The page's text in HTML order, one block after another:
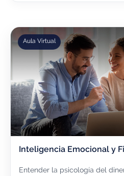
Aula Virtual
Inteligencia Emocional y
Entender la psicología del